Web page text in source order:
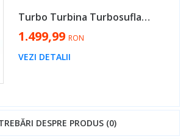
Turbo Turbina Turbosuflanta BMW Seria 3 E90 E91 E92 E93 2.0 Diesel N47 2004 - 2011 Cod 851947503D, 49335-00635 [MX0771]
1.499,99 RON
VEZI DETALII
DESPRE PRODUS (0)